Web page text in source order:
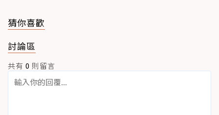
猜你喜歡
討論區
共有 0 則留言